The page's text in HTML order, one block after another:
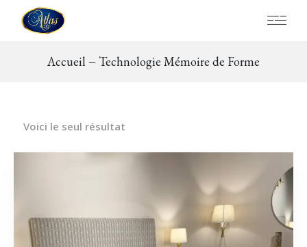
Accueil Technologie Mémoire de Forme
Voici le seul résultat